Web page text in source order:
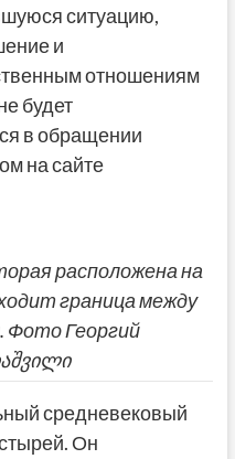
ситуацию,
и
отношениям
будет
в обращении
на сайте
расположена на
граница между
Фото Георгий
средневековый
Он